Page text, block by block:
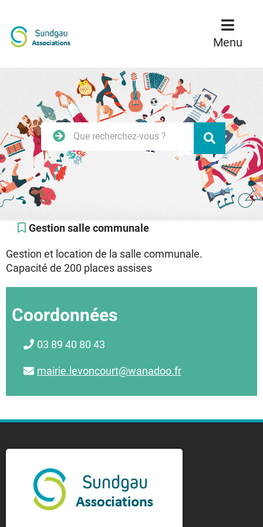
Menu
Rechercher
sur
le
site
Valider
Gestion salle communale
Gestion et location de la salle communale.
Capacité de 200 places assises
Coordonnées
03 89 40 80 43
mairie.levoncourt@wanadoo.fr